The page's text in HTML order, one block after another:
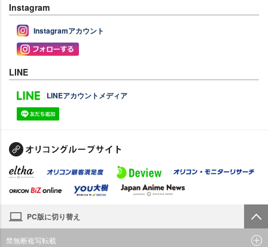
Instagram
Instagramアカウント
LINE
LINEアカウントメディア
PC版に切り替え
禁無断複写転載